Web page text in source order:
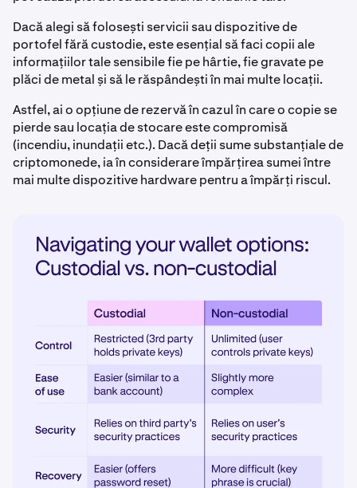
Dacă alegi să folosești servicii sau dispozitive de
portofel fără custodie, este esențial să faci copii ale
informațiilor tale sensibile fie pe hârtie, fie gravate pe
plăci de metal și să le răspândești în mai multe locații.
Astfel, ai o opțiune de rezervă în cazul în care o copie se
pierde sau locația de stocare este compromisă
(incendiu, inundații etc.). Dacă deții sume substanțiale de
criptomonede, ia în considerare împărțirea sumei între
mai multe dispozitive hardware pentru a împărți riscul.